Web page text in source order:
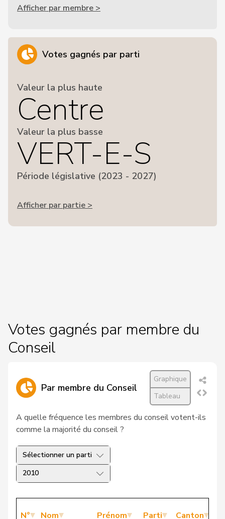
Afficher par membre >
Votes gagnés par parti
Valeur la plus haute
Centre
Valeur la plus basse
VERT-E-S
Période législative (2023 - 2027)
Afficher par partie >
Votes gagnés par membre du
Conseil
Par membre du Conseil
Graphique
Tableau
A quelle fréquence les membres du conseil votent-ils
comme la majorité du conseil ?
Sélectionner un parti
2010
N° Nom Prénom Parti Canton